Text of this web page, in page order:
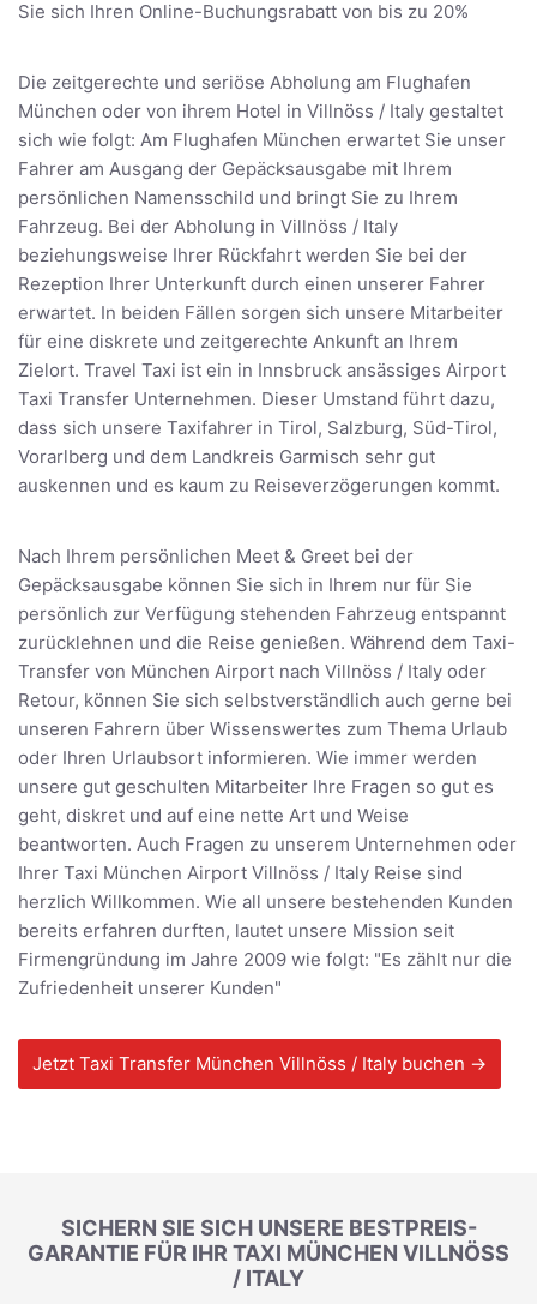
Sie sich Ihren Online-Buchungsrabatt von bis zu 20%
Die zeitgerechte und seriöse Abholung am Flughafen
München oder von ihrem Hotel in Villnöss / Italy gestaltet
sich wie folgt: Am Flughafen München erwartet Sie unser
Fahrer am Ausgang der Gepäcksausgabe mit Ihrem
persönlichen Namensschild und bringt Sie zu Ihrem
Fahrzeug. Bei der Abholung in Villnöss / Italy
beziehungsweise Ihrer Rückfahrt werden Sie bei der
Rezeption Ihrer Unterkunft durch einen unserer Fahrer
erwartet. In beiden Fällen sorgen sich unsere Mitarbeiter
für eine diskrete und zeitgerechte Ankunft an Ihrem
Zielort. Travel Taxi ist ein in Innsbruck ansässiges Airport
Taxi Transfer Unternehmen. Dieser Umstand führt dazu,
dass sich unsere Taxifahrer in Tirol, Salzburg, Süd-Tirol,
Vorarlberg und dem Landkreis Garmisch sehr gut
auskennen und es kaum zu Reiseverzögerungen kommt.
Nach Ihrem persönlichen Meet & Greet bei der
Gepäcksausgabe können Sie sich in Ihrem nur für Sie
persönlich zur Verfügung stehenden Fahrzeug entspannt
zurücklehnen und die Reise genießen. Während dem Taxi-
Transfer von München Airport nach Villnöss / Italy oder
Retour, können Sie sich selbstverständlich auch gerne bei
unseren Fahrern über Wissenswertes zum Thema Urlaub
oder Ihren Urlaubsort informieren. Wie immer werden
unsere gut geschulten Mitarbeiter Ihre Fragen so gut es
geht, diskret und auf eine nette Art und Weise
beantworten. Auch Fragen zu unserem Unternehmen oder
Ihrer Taxi München Airport Villnöss / Italy Reise sind
herzlich Willkommen. Wie all unsere bestehenden Kunden
bereits erfahren durften, lautet unsere Mission seit
Firmengründung im Jahre 2009 wie folgt: "Es zählt nur die
Zufriedenheit unserer Kunden"
Jetzt Taxi Transfer München Villnöss / Italy buchen →
SICHERN SIE SICH UNSERE BESTPREIS-
GARANTIE FÜR IHR TAXI MÜNCHEN VILLNÖSS
/ ITALY